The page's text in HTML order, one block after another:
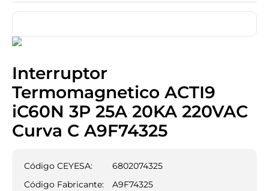
Interruptor
Termomagnetico ACTI9
iC60N 3P 25A 20KA 220VAC
Curva C A9F74325
Código CEYESA:
6802074325
Código Fabricante:
A9F74325
2.
fusibles
3.
acti9
5 .
interruptor
6.
rittal
7.
transformador
.
e8 pro
9.
ledvance
10. ups